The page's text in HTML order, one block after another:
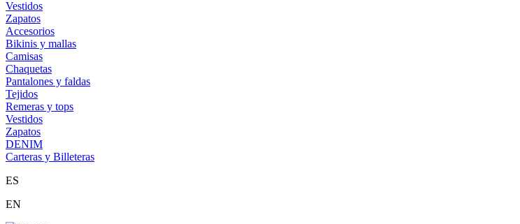
Vestidos
Zapatos
Accesorios
Bikinis y mallas
Camisas
Chaquetas
Pantalones y faldas
Tejidos
Remeras y tops
Vestidos
Zapatos
DENIM
Carteras y Billeteras
ES
EN